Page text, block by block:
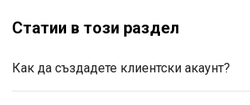
Статии в този раздел
Как да създадете клиентски акаунт?